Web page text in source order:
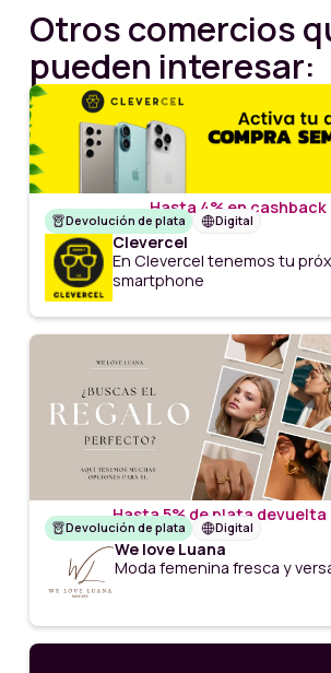
Otros comercios
pueden interesar:
Hasta 4% en cashback
Devolución de plata Digital
Clevercel
En Clevercel tenemos tu
smartphone
Hasta 5% de plata devuelta
Devolución de plata Digital
We love Luana
Moda femenina fresca y